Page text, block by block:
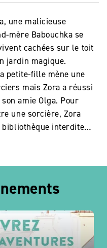
une malicieuse
mère Babouchka se
cachées sur le toit
jardin magique.
petite-fille mène une
mais Zora a réussi
amie Olga. Pour
une sorcière, Zora
bibliothèque interdite…